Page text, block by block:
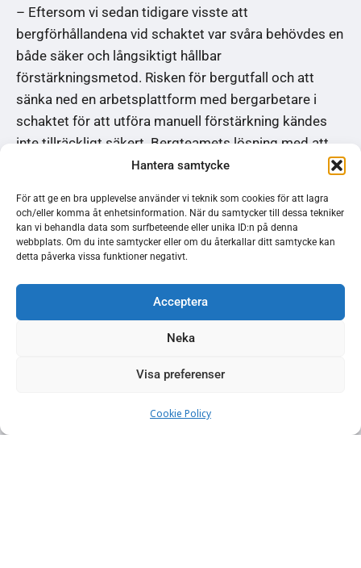
Hantera samtycke
För att ge en bra upplevelse använder vi teknik som cookies för att lagra
och/eller komma åt enhetsinformation. När du samtycker till dessa tekniker
kan vi behandla data som surfbeteende eller unika ID:n på denna
webbplats. Om du inte samtycker eller om du återkallar ditt samtycke kan
detta påverka vissa funktioner negativt.
Acceptera
Neka
Visa preferenser
Cookie Policy
– Eftersom vi sedan tidigare visste att
bergförhållandena vid schaktet var svåra behövdes en
både säker och långsiktigt hållbar
förstärkningsmetod. Risken för bergutfall och att
sänka ned en arbetsplattform med bergarbetare i
schaktet för att utföra manuell förstärkning kändes
inte tillräckligt säkert. Bergteamets lösning med att
sänka ned cementringar passade därför bra in,
Metoden blev noga genomarbetad.
– Bergteamet levererade en metodbeskrivning och vi
och avstämningar mellan oss i arbetsledningen, våra
bergmekaniker och Bergteamet där alla fick säga sitt.
Vi kunde tillsammans optimera metoden så alla
Arbetet var klart i slutet av augusti.